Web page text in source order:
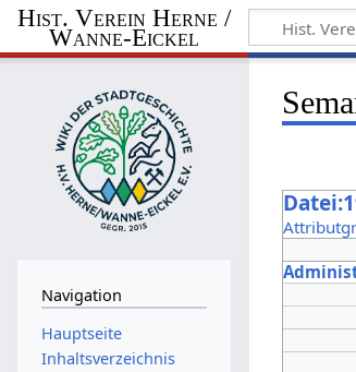
Hist. Verein Herne /
Wanne-Eickel
Navigation
Hauptseite
Inhaltsverzeichnis